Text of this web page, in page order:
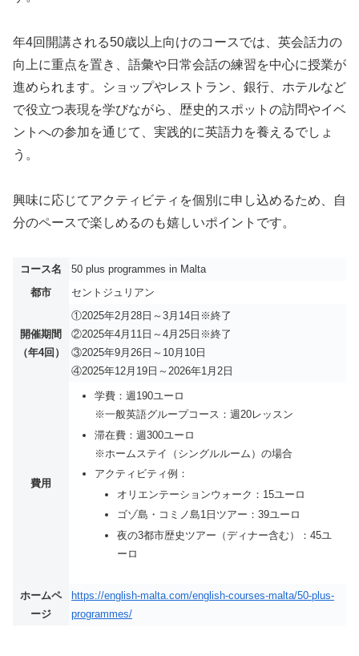
年4回開講される50歳以上向けのコースでは、英会話力の
向上に重点を置き、語彙や日常会話の練習を中心に授業が
進められます。ショップやレストラン、銀行、ホテルなど
で役立つ表現を学びながら、歴史的スポットの訪問やイベ
ントへの参加を通じて、実践的に英語力を養えるでしょ
う。
興味に応じてアクティビティを個別に申し込めるため、自
分のペースで楽しめるのも嬉しいポイントです。
コース名
50 plus programmes in Malta
都市
セントジュリアン
開催期間
（年4回）
①2025年2月28日～3月14日※終了
②2025年4月11日～4月25日※終了
③2025年9月26日～10月10日
④2025年12月19日～2026年1月2日
費用
学費：週190ユーロ
※一般英語グループコース：週20レッスン
滞在費：週300ユーロ
※ホームステイ（シングルルーム）の場合
アクティビティ例：
オリエンテーションウォーク：15ユーロ
ゴゾ島・コミノ島1日ツアー：39ユーロ
夜の3都市歴史ツアー（ディナー含む）：45ユ
ーロ
ホームペ
ージ
https://english-malta.com/english-courses-malta/50-plus-
programmes/